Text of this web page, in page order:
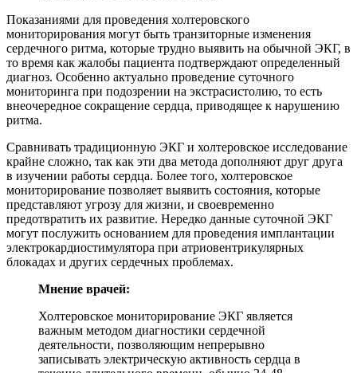
Показаниями для проведения холтеровского
мониторирования могут быть транзиторные изменения
сердечного ритма, которые трудно выявить на обычной ЭКГ, в
то время как жалобы пациента подтверждают определенный
диагноз. Особенно актуально проведение суточного
мониторинга при подозрении на экстрасистолию, то есть
внеочередное сокращение сердца, приводящее к нарушению
ритма.
Сравнивать традиционную ЭКГ и холтеровское исследование
крайне сложно, так как эти два метода дополняют друг друга
в изучении работы сердца. Более того, холтеровское
мониторирование позволяет выявить состояния, которые
представляют угрозу для жизни, и своевременно
предотвратить их развитие. Нередко данные суточной ЭКГ
могут послужить основанием для проведения имплантации
электрокардиостимулятора при атриовентрикулярных
блокадах и других сердечных проблемах.
Мнение врачей:
Холтеровское мониторирование ЭКГ является
важным методом диагностики сердечной
деятельности, позволяющим непрерывно
записывать электрическую активность сердца в